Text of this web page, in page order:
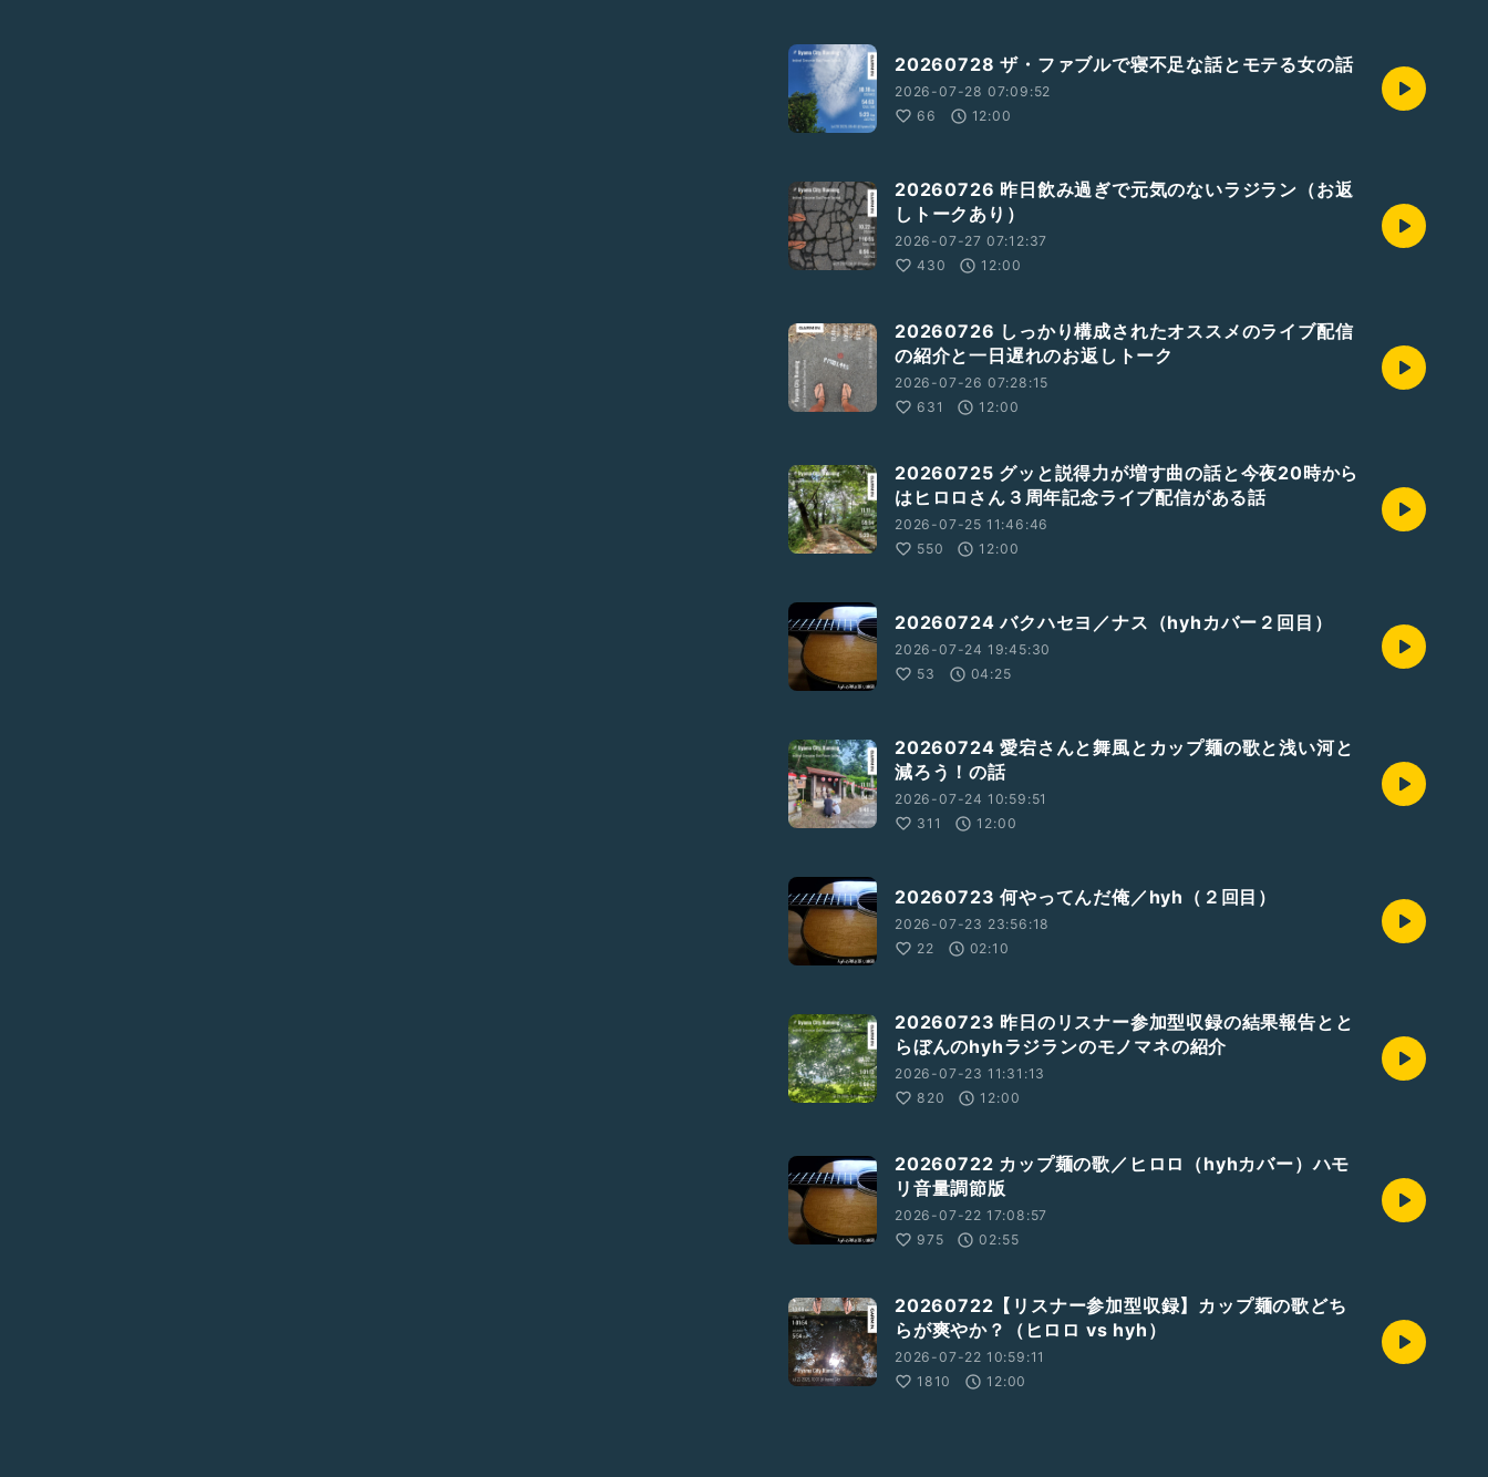
20260728 ザ・ファブルで寝不足な話とモテる女の話
2026-07-28 07:09:52
66
12:00
20260726 昨日飲み過ぎで元気のないラジラン（お返
しトークあり）
2026-07-27 07:12:37
430
12:00
20260726 しっかり構成されたオススメのライブ配信
の紹介と一日遅れのお返しトーク
2026-07-26 07:28:15
631
12:00
20260725 グッと説得力が増す曲の話と今夜20時から
はヒロロさん３周年記念ライブ配信がある話
2026-07-25 11:46:46
550
12:00
20260724 バクハセヨ／ナス（hyhカバー２回目）
2026-07-24 19:45:30
53
04:25
20260724 愛宕さんと舞風とカップ麺の歌と浅い河と
減ろう！の話
2026-07-24 10:59:51
311
12:00
20260723 何やってんだ俺／hyh（２回目）
2026-07-23 23:56:18
22
02:10
20260723 昨日のリスナー参加型収録の結果報告とと
らぼんのhyhラジランのモノマネの紹介
2026-07-23 11:31:13
820
12:00
20260722 カップ麺の歌／ヒロロ（hyhカバー）ハモ
リ音量調節版
2026-07-22 17:08:57
975
02:55
20260722【リスナー参加型収録】カップ麺の歌どち
らが爽やか？（ヒロロ vs hyh）
2026-07-22 10:59:11
1810
12:00